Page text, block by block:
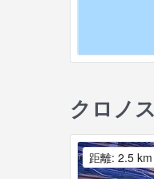
クロノ
距離: 2.5 km